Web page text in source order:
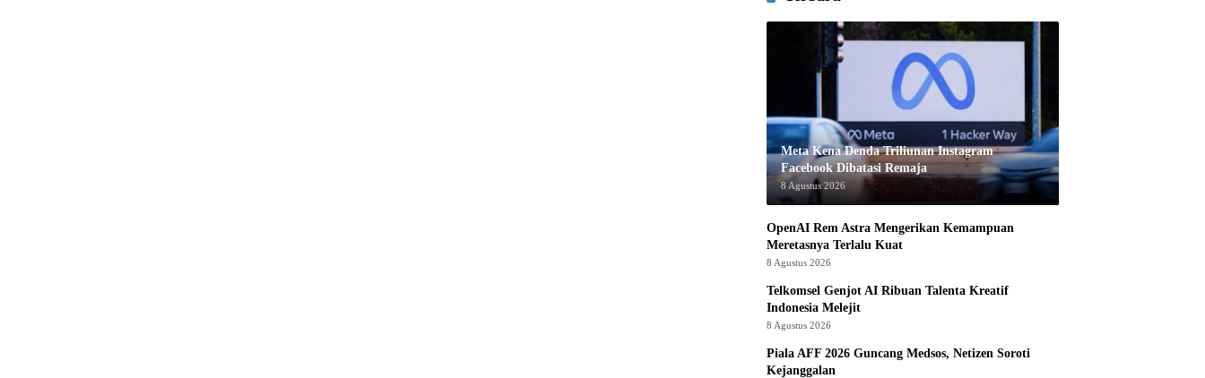
Meta Kena Denda Triliunan Instagram
Facebook Dibatasi Remaja
8 Agustus 2026
OpenAI Rem Astra Mengerikan Kemampuan
Meretasnya Terlalu Kuat
8 Agustus 2026
Telkomsel Genjot AI Ribuan Talenta Kreatif
Indonesia Melejit
8 Agustus 2026
Piala AFF 2026 Guncang Medsos, Netizen Soroti
Kejanggalan